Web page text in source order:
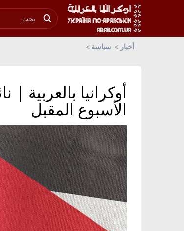
أخبار سياسة
أوكرانيا بالعربية |
الأسبوع المقبل